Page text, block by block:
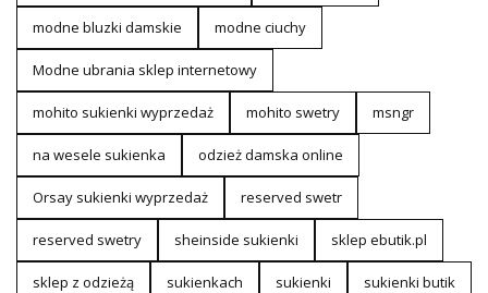
modne bluzki damskie modne ciuchy
Modne ubrania sklep internetowy
mohito sukienki wyprzedaż mohito swetry msngr
na wesele sukienka odzież damska online
Orsay sukienki wyprzedaż reserved swetr
reserved swetry sheinside sukienki sklep ebutik.pl
sklep z odzieżą sukienkach sukienki sukienki butik